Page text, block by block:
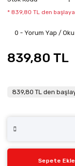
* 839,80 TL den
0 - Yorum Yap / Oku
839,80 TL
839,80 TL den
Sepete Ekle